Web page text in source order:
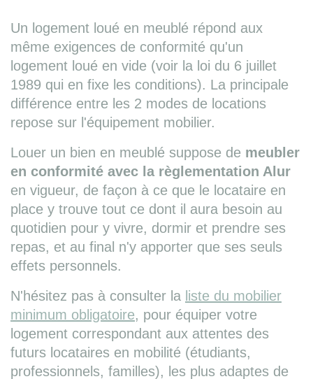
Un logement loué en meublé répond aux
même exigences de conformité qu'un
logement loué en vide (voir la loi du 6 juillet
1989 qui en fixe les conditions). La principale
différence entre les 2 modes de locations
repose sur l'équipement mobilier.
Louer un bien en meublé suppose de meubler
en conformité avec la règlementation Alur
en vigueur, de façon à ce que le locataire en
place y trouve tout ce dont il aura besoin au
quotidien pour y vivre, dormir et prendre ses
repas, et au final n'y apporter que ses seuls
effets personnels.
N'hésitez pas à consulter la liste du mobilier
minimum obligatoire, pour équiper votre
logement correspondant aux attentes des
futurs locataires en mobilité (étudiants,
professionnels, familles), les plus adaptes de